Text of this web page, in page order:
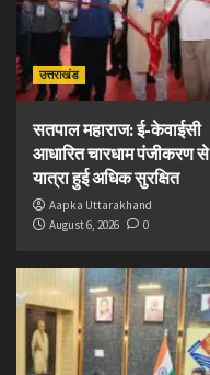
उत्तराखंड
सतपाल महाराज: ई-केवाईसी
आधारित चारधाम पंजीकरण से
यात्रा हुई अधिक सुरक्षित
Aapka Uttarakhand
August 6, 2026
0